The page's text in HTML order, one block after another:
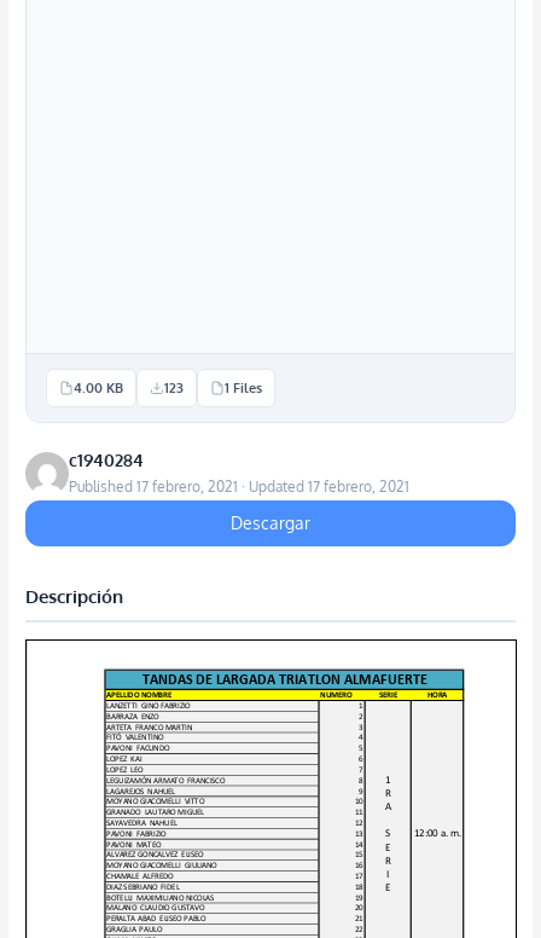
4.00 KB 123 1 Files
c1940284
Published 17 febrero, 2021 · Updated 17 febrero, 2021
Descargar
Descripción